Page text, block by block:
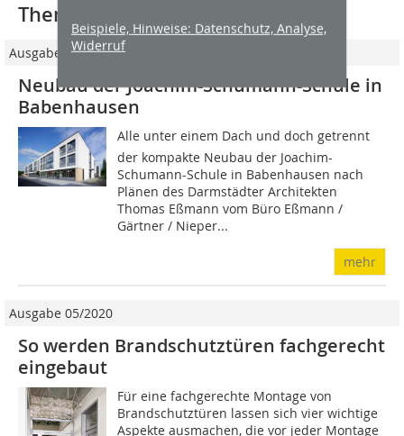
Beispiele, Hinweise: Datenschutz, Analyse,
Widerruf
Thematisch passende Artikel:
Ausgabe 05/2014
Neubau der Joachim-Schumann-Schule in
Babenhausen
Alle unter einem Dach und doch getrennt 
der kompakte Neubau der Joachim-
Schumann-Schule in Babenhausen nach
Plänen des Darmstädter Architekten
Thomas Eßmann vom Büro Eßmann /
Gärtner / Nieper...
mehr
Ausgabe 05/2020
So werden Brandschutztüren fachgerecht
eingebaut
Für eine fachgerechte Montage von
Brandschutztüren lassen sich vier wichtige
Aspekte ausmachen, die vor jeder Montage